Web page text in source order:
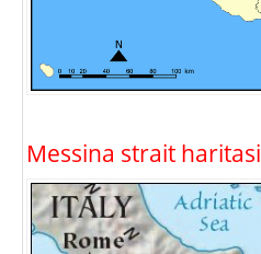
Messina strait haritasi